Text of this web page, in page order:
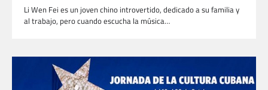
Li Wen Fei es un joven chino introvertido, dedicado a su familia y
al trabajo, pero cuando escucha la música…